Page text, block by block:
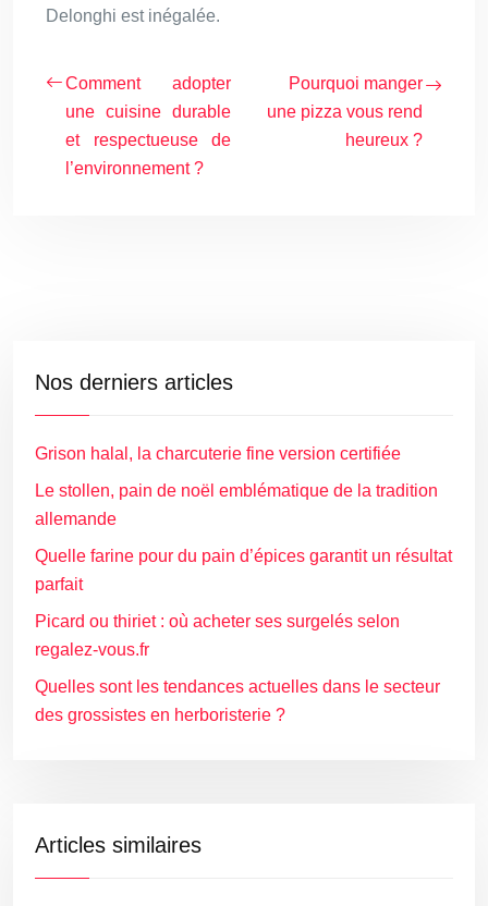
Delonghi est inégalée.
Comment adopter
une cuisine durable
et respectueuse de
l’environnement ?
Pourquoi manger
une pizza vous rend
heureux ?
Nos derniers articles
Grison halal, la charcuterie fine version certifiée
Le stollen, pain de noël emblématique de la tradition
allemande
Quelle farine pour du pain d’épices garantit un résultat
parfait
Picard ou thiriet : où acheter ses surgelés selon
regalez-vous.fr
Quelles sont les tendances actuelles dans le secteur
des grossistes en herboristerie ?
Articles similaires